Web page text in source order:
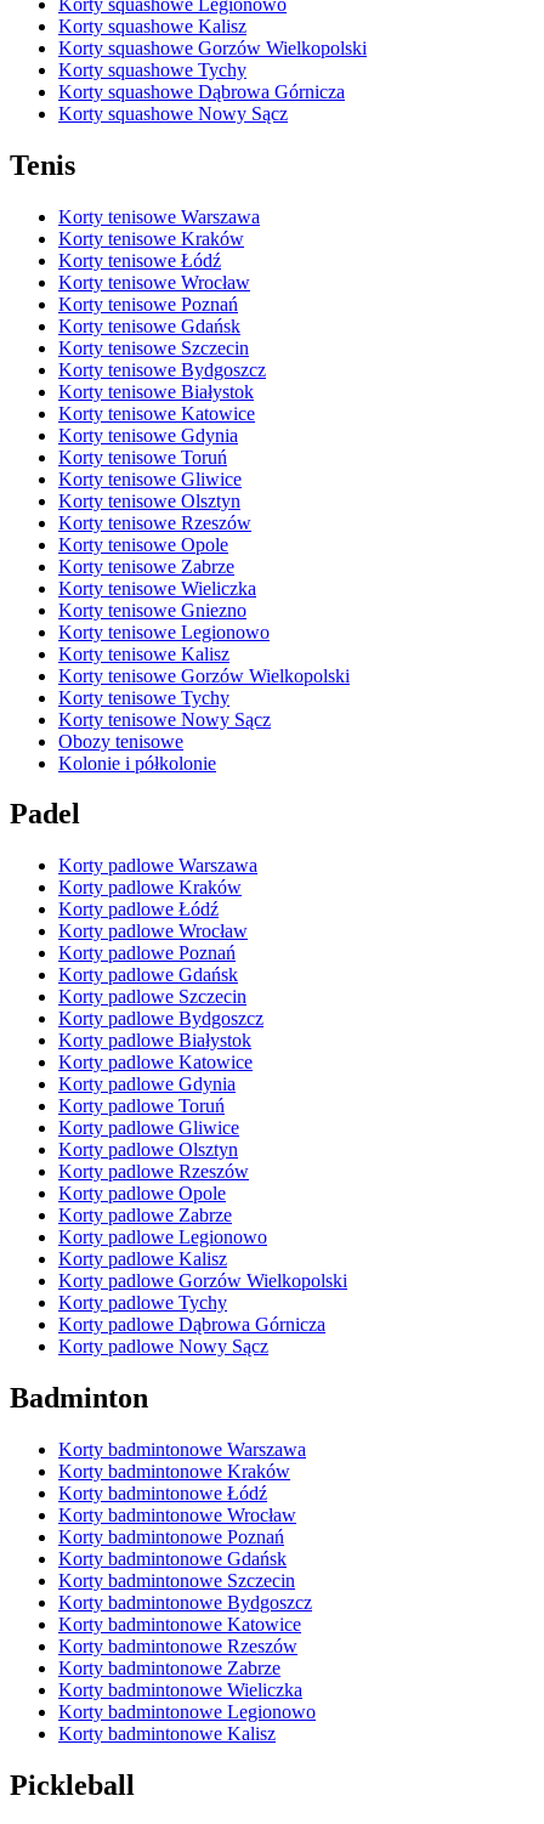
Korty squashowe Kalisz
Korty squashowe Gorzów Wielkopolski
Korty squashowe Tychy
Korty squashowe Dąbrowa Górnicza
Korty squashowe Nowy Sącz
Tenis
Korty tenisowe Warszawa
Korty tenisowe Kraków
Korty tenisowe Łódź
Korty tenisowe Wrocław
Korty tenisowe Poznań
Korty tenisowe Gdańsk
Korty tenisowe Szczecin
Korty tenisowe Bydgoszcz
Korty tenisowe Białystok
Korty tenisowe Katowice
Korty tenisowe Gdynia
Korty tenisowe Toruń
Korty tenisowe Gliwice
Korty tenisowe Olsztyn
Korty tenisowe Rzeszów
Korty tenisowe Opole
Korty tenisowe Zabrze
Korty tenisowe Wieliczka
Korty tenisowe Gniezno
Korty tenisowe Legionowo
Korty tenisowe Kalisz
Korty tenisowe Gorzów Wielkopolski
Korty tenisowe Tychy
Korty tenisowe Nowy Sącz
Obozy tenisowe
Kolonie i półkolonie
Padel
Korty padlowe Warszawa
Korty padlowe Kraków
Korty padlowe Łódź
Korty padlowe Wrocław
Korty padlowe Poznań
Korty padlowe Gdańsk
Korty padlowe Szczecin
Korty padlowe Bydgoszcz
Korty padlowe Białystok
Korty padlowe Katowice
Korty padlowe Gdynia
Korty padlowe Toruń
Korty padlowe Gliwice
Korty padlowe Olsztyn
Korty padlowe Rzeszów
Korty padlowe Opole
Korty padlowe Zabrze
Korty padlowe Legionowo
Korty padlowe Kalisz
Korty padlowe Gorzów Wielkopolski
Korty padlowe Tychy
Korty padlowe Dąbrowa Górnicza
Korty padlowe Nowy Sącz
Badminton
Korty badmintonowe Warszawa
Korty badmintonowe Kraków
Korty badmintonowe Łódź
Korty badmintonowe Wrocław
Korty badmintonowe Poznań
Korty badmintonowe Gdańsk
Korty badmintonowe Szczecin
Korty badmintonowe Bydgoszcz
Korty badmintonowe Katowice
Korty badmintonowe Rzeszów
Korty badmintonowe Zabrze
Korty badmintonowe Wieliczka
Korty badmintonowe Legionowo
Korty badmintonowe Kalisz
Pickleball